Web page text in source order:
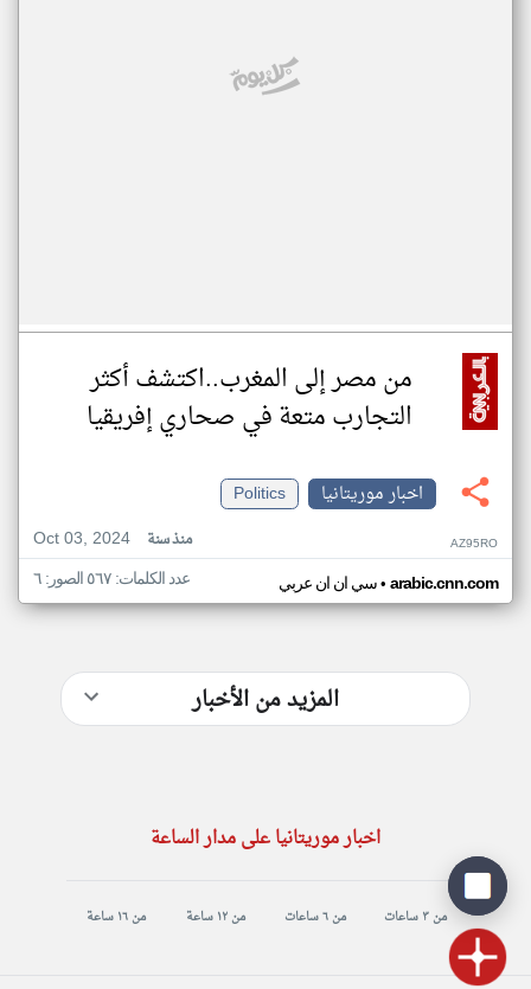
من مصر إلى المغرب..اكتشف أكثر
التجارب متعة في صحاري إفريقيا
اخبار موريتانيا
Politics
Oct 03, 2024
منذ سنة AZ95RO
سي ان ان عربي• arabic.cnn.com عدد الكلمات: ٥٦٧ الصور: ٦
المزيد من الأخبار
اخبار موريتانيا على مدار الساعة
من ٣ ساعات من ٦ ساعات من ١٢ ساعة من ١٦ ساعة